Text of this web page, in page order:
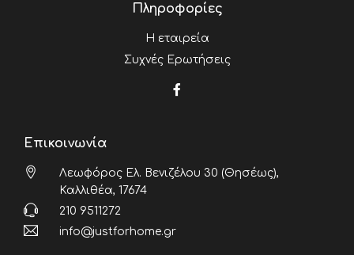
Πληροφορίες
Η εταιρεία
Συχνές Ερωτήσεις
Επικοινωνία
Λεωφόρος Ελ. Βενιζέλου 30 (Θησέως),
Καλλιθέα, 17674
210 9511272
info@justforhome.gr